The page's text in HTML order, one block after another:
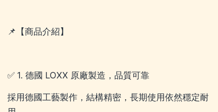
📌【商品介紹】
✅ 1. 德國 LOXX 原廠製造，品質可靠
採用德國工藝製作，結構精密，長期使用依然穩定耐